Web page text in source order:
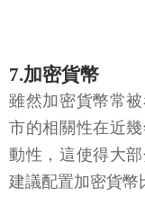
7.加密貨幣
雖然加密貨幣常
市的相關性在近
動性，這使得大
建議配置加密貨幣